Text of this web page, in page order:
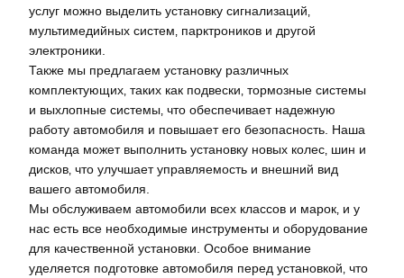
услуг можно выделить установку сигнализаций‚
мультимедийных систем‚ парктроников и другой
электроники.
Также мы предлагаем установку различных
комплектующих‚ таких как подвески‚ тормозные системы
и выхлопные системы‚ что обеспечивает надежную
работу автомобиля и повышает его безопасность. Наша
команда может выполнить установку новых колес‚ шин и
дисков‚ что улучшает управляемость и внешний вид
вашего автомобиля.
Мы обслуживаем автомобили всех классов и марок‚ и у
нас есть все необходимые инструменты и оборудование
для качественной установки. Особое внимание
уделяется подготовке автомобиля перед установкой‚ что